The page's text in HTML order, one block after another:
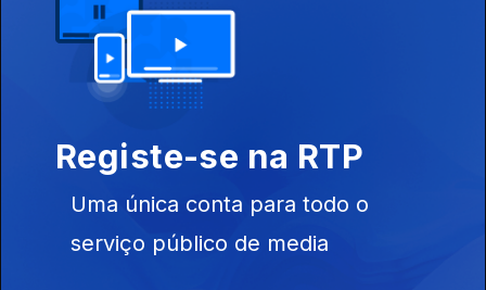
Edição I Sandra Pimenta
Edição I Sandra Pimenta
Registe-se na RTP
Uma única conta para todo o
serviço público de media